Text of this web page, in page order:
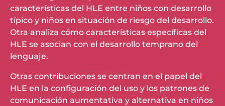
características del HLE entre niños con desarrollo
típico y niños en situación de riesgo del desarrollo.
Otra analiza cómo características específicas del
HLE se asocian con el desarrollo temprano del
lenguaje.
Otras contribuciones se centran en el papel del
HLE en la configuración del uso y los patrones de
comunicación aumentativa y alternativa en niños